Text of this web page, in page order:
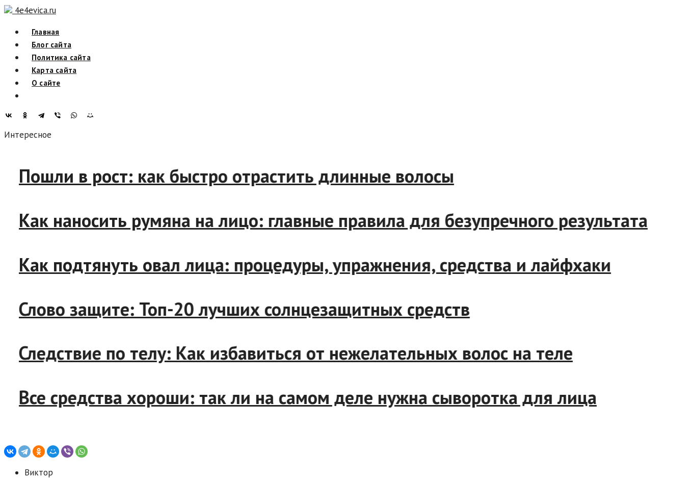
Skip
content
4e4evica.ru
Главная
Блог сайта
Политика сайта
Карта сайта
О сайте
Интересное
Пошли в рост: как быстро отрастить длинные волосы
Как наносить румяна на лицо: главные правила для безупречного результата
Как подтянуть овал лица: процедуры, упражнения, средства и лайфхаки
Слово защите: Топ-20 лучших солнцезащитных средств
Следствие по телу: Как избавиться от нежелательных волос на теле
Все средства хороши: так ли на самом деле нужна сыворотка для лица
Виктор